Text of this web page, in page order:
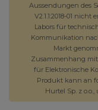
Aussendungen des
V2.1.1:2018-01
Labors für
Kommunikation
Markt
Zusammenhang mit
für Elektronische
Produkt kann an
Hurtel Sp. z o.o.,